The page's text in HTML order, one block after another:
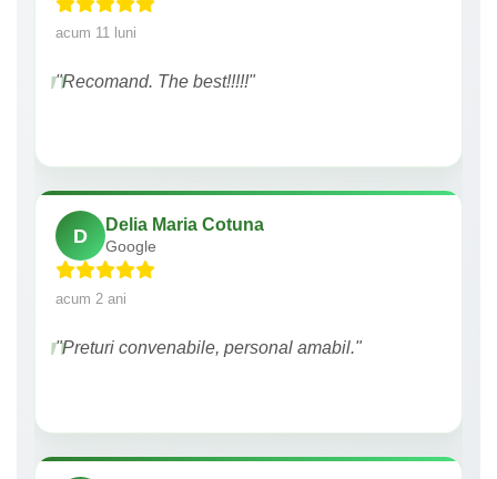
acum 11 luni
"Recomand. The best!!!!!"
D
Delia Maria Cotuna
Google
acum 2 ani
"Preturi convenabile, personal amabil."